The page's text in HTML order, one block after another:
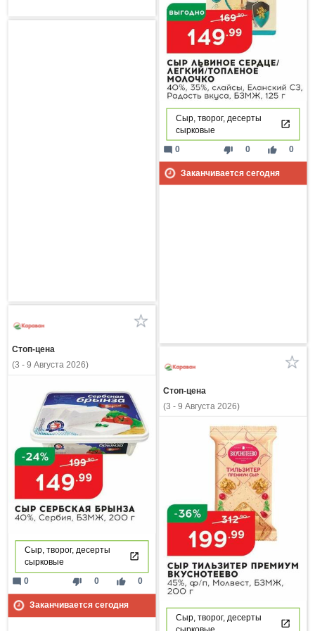
Сыр, творог, десерты
сырковые
thumb_down 0 thumb_up 0
mode_comment 0
Заканчивается сегодня
Стоп-цена
(3 - 9 Августа 2026)
Сыр, творог, десерты
сырковые
thumb_down 0 thumb_up 0
mode_comment 0
Заканчивается сегодня
Стоп-цена
(3 - 9 Августа 2026)
Сыр, творог, десерты